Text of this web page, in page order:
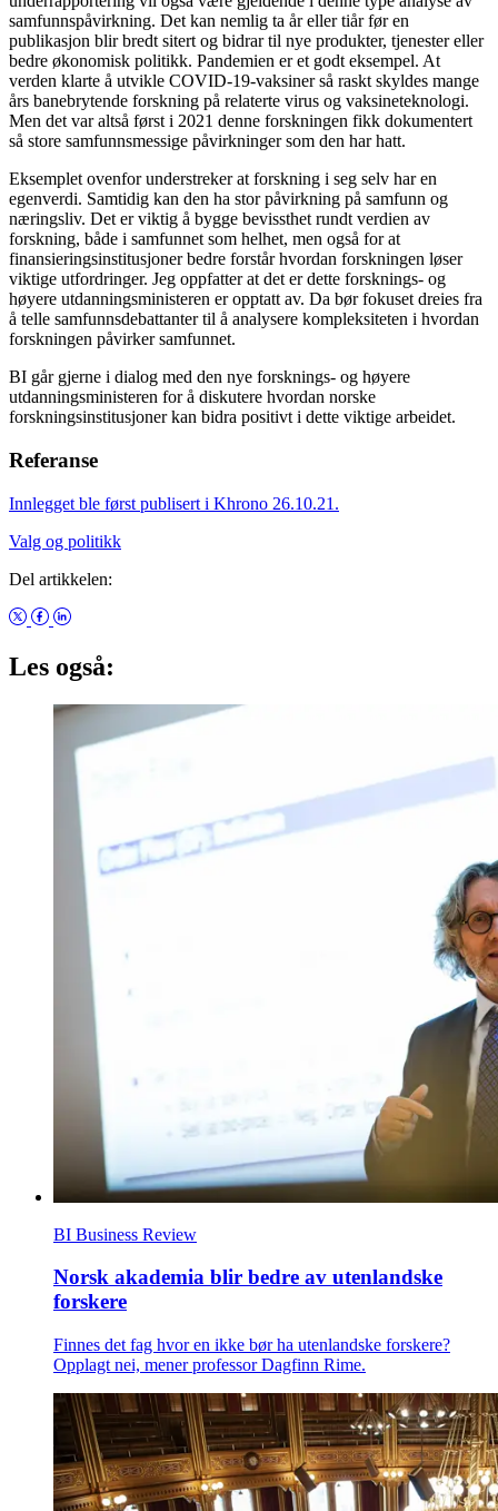
samfunnspåvirkning. Det kan nemlig ta år eller tiår før en
publikasjon blir bredt sitert og bidrar til nye produkter, tjenester eller
bedre økonomisk politikk. Pandemien er et godt eksempel. At
verden klarte å utvikle COVID-19-vaksiner så raskt skyldes mange
års banebrytende forskning på relaterte virus og vaksineteknologi.
Men det var altså først i 2021 denne forskningen fikk dokumentert
så store samfunnsmessige påvirkninger som den har hatt.
Eksemplet ovenfor understreker at forskning i seg selv har en
egenverdi. Samtidig kan den ha stor påvirkning på samfunn og
næringsliv. Det er viktig å bygge bevissthet rundt verdien av
forskning, både i samfunnet som helhet, men også for at
finansieringsinstitusjoner bedre forstår hvordan forskningen løser
viktige utfordringer. Jeg oppfatter at det er dette forsknings- og
høyere utdanningsministeren er opptatt av. Da bør fokuset dreies fra
å telle samfunnsdebattanter til å analysere kompleksiteten i hvordan
forskningen påvirker samfunnet.
BI går gjerne i dialog med den nye forsknings- og høyere
utdanningsministeren for å diskutere hvordan norske
forskningsinstitusjoner kan bidra positivt i dette viktige arbeidet.
Referanse
Innlegget ble først publisert i Khrono 26.10.21.
Valg og politikk
Del artikkelen:
Les også:
BI Business Review
Norsk akademia blir bedre av utenlandske
forskere
Finnes det fag hvor en ikke bør ha utenlandske forskere?
Opplagt nei, mener professor Dagfinn Rime.